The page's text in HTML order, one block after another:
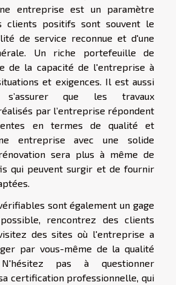
entreprise est un paramètre
clients positifs sont souvent le
de service reconnue et d'une
Un riche portefeuille de
de la capacité de l'entreprise à
et exigences. Il est aussi
que les travaux
par l’entreprise répondent
en termes de qualité et
entreprise avec une solide
sera plus à même de
qui peuvent surgir et de fournir
sont également un gage
rencontrez des clients
des sites où l'entreprise a
par vous-même de la qualité
pas à questionner
certification professionnelle, qui